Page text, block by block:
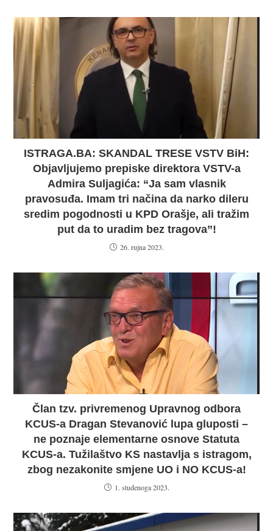
ISTRAGA.BA: SKANDAL TRESE VSTV BiH:
Objavljujemo prepiske direktora VSTV-a
Admira Suljagića: “Ja sam vlasnik
pravosuđa. Imam tri načina da narko dileru
sredim pogodnosti u KPD Orašje, ali tražim
put da to uradim bez tragova”!
26. rujna 2023.
Član tzv. privremenog Upravnog odbora
KCUS-a Dragan Stevanović lupa gluposti –
ne poznaje elementarne osnove Statuta
KCUS-a. Tužilaštvo KS nastavlja s istragom,
zbog nezakonite smjene UO i NO KCUS-a!
1. studenoga 2023.